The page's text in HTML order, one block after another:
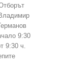
9:30
9:30 ч.